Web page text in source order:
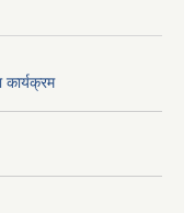
कार्यक्रम